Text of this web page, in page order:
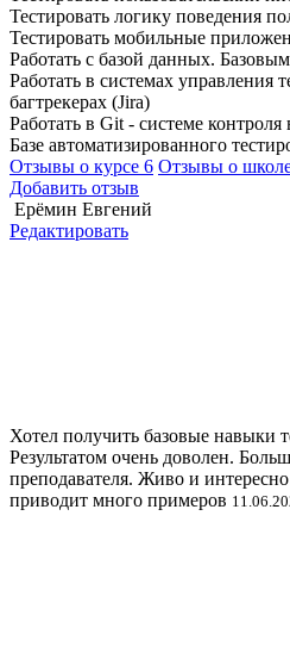
Тестировать логику поведения
Тестировать мобильные
Работать с базой данных.
Работать в системах управления
багтрекерах (Jira)
Работать в Git - системе контроля
Базе автоматизированного
Отзывы о курсе 6 Отзывы о
Добавить отзыв
Ерёмин Евгений
Редактировать
Хотел получить базовые навыки
Результатом очень доволен.
преподавателя. Живо и
приводит много примеров